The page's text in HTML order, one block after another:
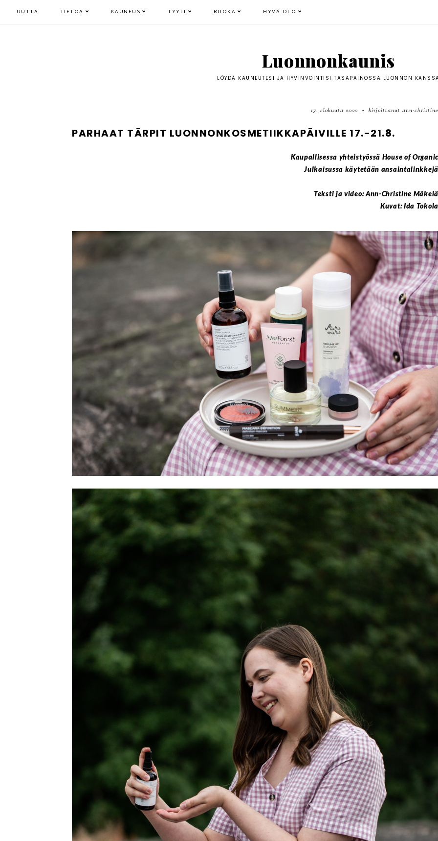
UUTTA TIETOA KAUNEUS TYYLI RUOKA HYVÄ OLO
Luonnonkaunis
LÖYDÄ KAUNEUTESI JA HYVINVOINTISI TASAPAINOSSA LUONNON
17. elokuuta 2022 • kirjoittanut ann-christine
PARHAAT TÄRPIT LUONNONKOSMETIIKKAPÄIVILLE 17.-21.8.
Kaupallisessa yhteistyössä House of Organic
Julkaisussa käytetään ansaintalinkkejä
Teksti ja video: Ann-Christine Mäkelä
Kuvat: Ida Tokola